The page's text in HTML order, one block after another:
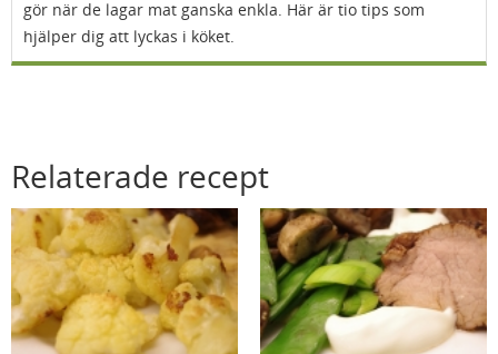
gör när de lagar mat ganska enkla. Här är tio tips som
hjälper dig att lyckas i köket.
Relaterade recept